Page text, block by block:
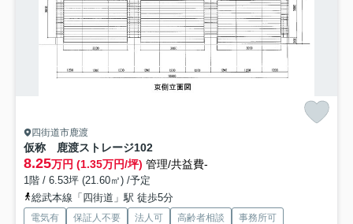
四街道市鹿渡
仮称 鹿渡ストレージ102
8.25万円 (1.35万円/坪) 管理/共益費-
1階 / 6.53坪 (21.60㎡) /予定
総武本線「四街道」駅 徒歩5分
電気有 保証人不要 法人可 高齢者相談
事務所可